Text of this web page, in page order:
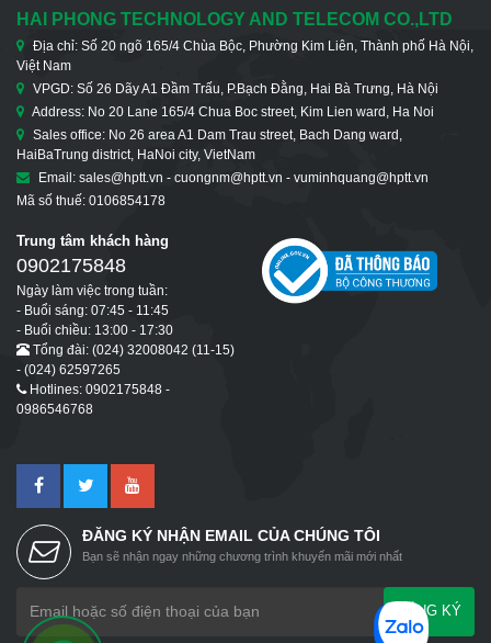
HAI PHONG TECHNOLOGY AND TELECOM CO.,LTD
Địa chỉ: Số 20 ngõ 165/4 Chùa Bộc, Phường Kim Liên, Thành phố Hà Nội,
Việt Nam
VPGD: Số 26 Dãy A1 Đầm Trấu, P.Bạch Đằng, Hai Bà Trưng, Hà Nội
Address: No 20 Lane 165/4 Chua Boc street, Kim Lien ward, Ha Noi
Sales office: No 26 area A1 Dam Trau street, Bach Dang ward,
HaiBaTrung district, HaNoi city, VietNam
Email: sales@hptt.vn - cuongnm@hptt.vn - vuminhquang@hptt.vn
Mã số thuế: 0106854178
Trung tâm khách hàng
0902175848
Ngày làm việc trong tuần:
- Buổi sáng: 07:45 - 11:45
- Buổi chiều: 13:00 - 17:30
Tổng đài: (024) 32008042 (11-15)
- (024) 62597265
Hotlines: 0902175848 -
0986546768
ĐĂNG KÝ NHẬN EMAIL CỦA CHÚNG TÔI
Bạn sẽ nhận ngay những chương trình khuyến mãi mới nhất
ĐĂNG KÝ